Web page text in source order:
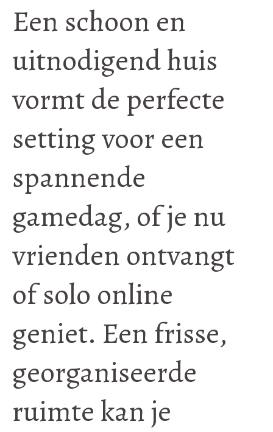
Een schoon en
uitnodigend huis
vormt de perfecte
setting voor een
spannende
gamedag, of je nu
vrienden ontvangt
of solo online
geniet. Een frisse,
georganiseerde
ruimte kan je